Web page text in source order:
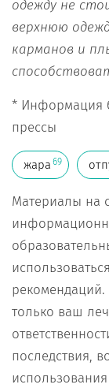
одежду не
верхнюю
карманов и
* Информация
прессы
жара 69
Материалы на
рекомендаций.
только ваш
последствия,